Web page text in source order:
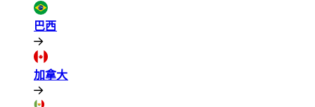
巴西​​
加拿大​​